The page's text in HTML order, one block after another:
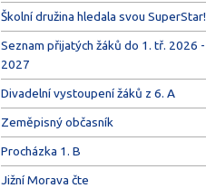
Školní družina hledala svou SuperStar!
Seznam přijatých žáků do 1. tř. 2026 -
2027
Divadelní vystoupení žáků z 6. A
Zeměpisný občasník
Procházka 1. B
Jižní Morava čte